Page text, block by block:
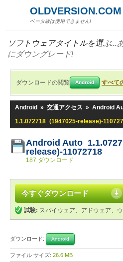
OLDVERSION.COM
ベータ版は使用できません!
ソフトウェアタイトルを選ぶ...
にダウングレード!
ダウンロードの閲覧 Android すべて
Android » 交通アクセス » Android
1.1.072718_(1947025-release)-
Android Auto
release)-11072718
187 ダウンロード
今すぐダウンロード
試験: スパイウェア、アドウェア、
ダウンロード: Android
ファイル サイズ: 26.6 MB